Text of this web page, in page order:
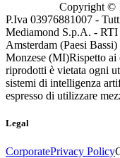
Copyright ©
P.Iva 03976881007 -
Mediamond S.p.A. - RTI
Amsterdam (Paesi
Monzese (MI)Rispetto ai
riprodotti è vietata ogni
sistemi di intelligenza
espresso di utilizzare
Legal
CorporatePrivacy Policy